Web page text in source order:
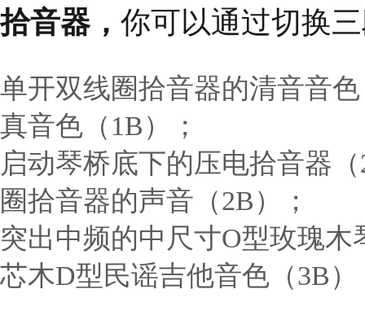
拾音器， 你可以通过切换
单开双线圈拾音器的清音音
真音色（1B）；
启动琴桥底下的压电拾音器
圈拾音器的声音（2B）；
突出中频的中尺寸O型玫瑰木
芯木D型民谣吉他音色（3B）